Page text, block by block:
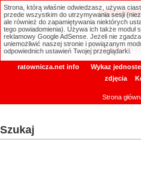
Wyszukiwanie
ratownicza.net info Wykaz
zdjęcia
Strona
Szukaj
Strona, którą właśnie odwiedzasz, używa
przede wszystkim do utrzymywania sesji
ale również do zapamiętywania niektórych
tego powiadomienia). Używa ich także moduł
reklamowy Google AdSense. Jeżeli nie
uniemożliwić naszej stronie i powiązanym
odpowiednich ustawień Twojej przeglądarki.